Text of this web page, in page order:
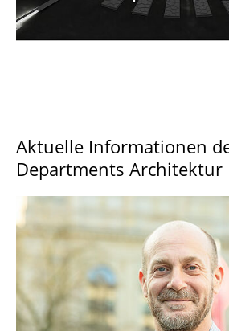
Aktuelle Informationen
Departments Architektur